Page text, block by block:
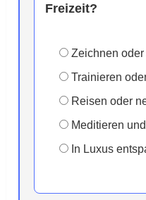
Freizeit?
Zeichnen
Trainieren
Reisen oder
Meditieren
In Luxus